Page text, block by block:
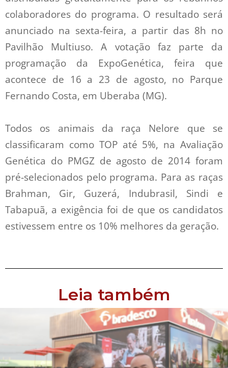
colaboradores do programa. O resultado será
anunciado na sexta-feira, a partir das 8h no
Pavilhão Multiuso. A votação faz parte da
programação da ExpoGenética, feira que
acontece de 16 a 23 de agosto, no Parque
Fernando Costa, em Uberaba (MG).
Todos os animais da raça Nelore que se
classificaram como TOP até 5%, na Avaliação
Genética do PMGZ de agosto de 2014 foram
pré-selecionados pelo programa. Para as raças
Brahman, Gir, Guzerá, Indubrasil, Sindi e
Tabapuã, a exigência foi de que os candidatos
estivessem entre os 10% melhores da geração.
Leia também